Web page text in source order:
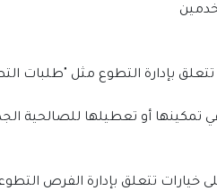
بإدارة التطوع مثل "طلبات
تمكينها أو تعطيلها للصالحية
خيارات تتعلق بإدارة الفرص